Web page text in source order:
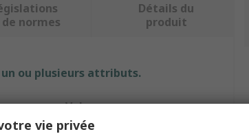
normes
Détails du
produit
ou plusieurs attributs.
Valeur
vie privée